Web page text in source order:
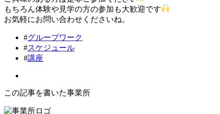
もちろん体験や見学の方の参加も大歓迎です
お気軽にお問い合わせくださいね。
#グループワーク
#スケジュール
#講座
この記事を書いた事業所